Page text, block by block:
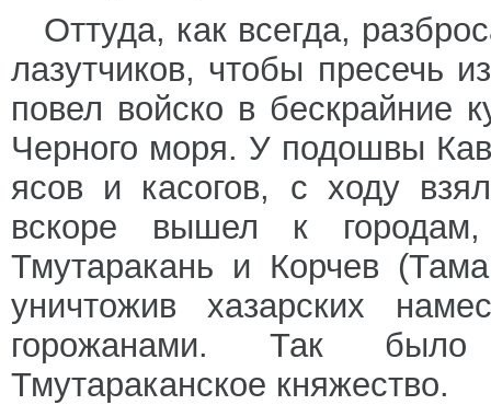
Оттуда, как всегда,
лазутчиков, чтобы пресечь
повел войско в бескрайние
Черного моря. У подошвы
ясов и касогов, с ходу
вскоре вышел к
Тмутаракань и Корчев
уничтожив хазарских
горожанами. Так
Тмутараканское княжество.